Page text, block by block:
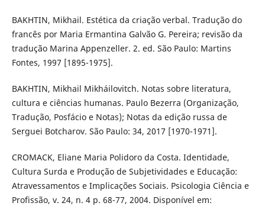
BAKHTIN, Mikhail. Estética da criação verbal. Tradução do
francês por Maria Ermantina Galvão G. Pereira; revisão da
tradução Marina Appenzeller. 2. ed. São Paulo: Martins
Fontes, 1997 [1895-1975].
BAKHTIN, Mikhail Mikháilovitch. Notas sobre literatura,
cultura e ciências humanas. Paulo Bezerra (Organização,
Tradução, Posfácio e Notas); Notas da edição russa de
Serguei Botcharov. São Paulo: 34, 2017 [1970-1971].
CROMACK, Eliane Maria Polidoro da Costa. Identidade,
Cultura Surda e Produção de Subjetividades e Educação:
Atravessamentos e Implicações Sociais. Psicologia Ciência e
Profissão, v. 24, n. 4 p. 68-77, 2004. Disponível em: